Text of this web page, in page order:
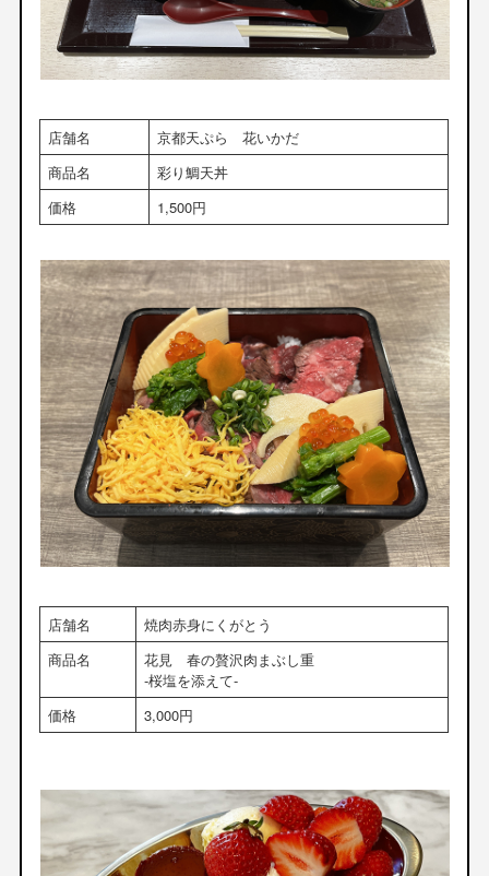
店舗名
京都天ぷら 花いかだ
商品名
彩り鯛天丼
価格
1,500円
店舗名
焼肉赤身にくがとう
商品名
花見 春の贅沢肉まぶし重
‐桜塩を添えて‐
価格
3,000円